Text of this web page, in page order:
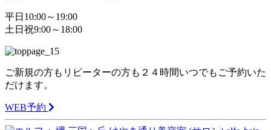
平日10:00～19:00
土日祝9:00～18:00
ご新規の方もリピーターの方も２４時間いつでもご予約いた
だけます。
WEB予約